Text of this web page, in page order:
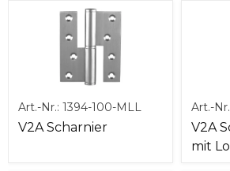
Art.-Nr.: 1394-100-MLL
V2A Scharnier
Art.-
V2A
mit